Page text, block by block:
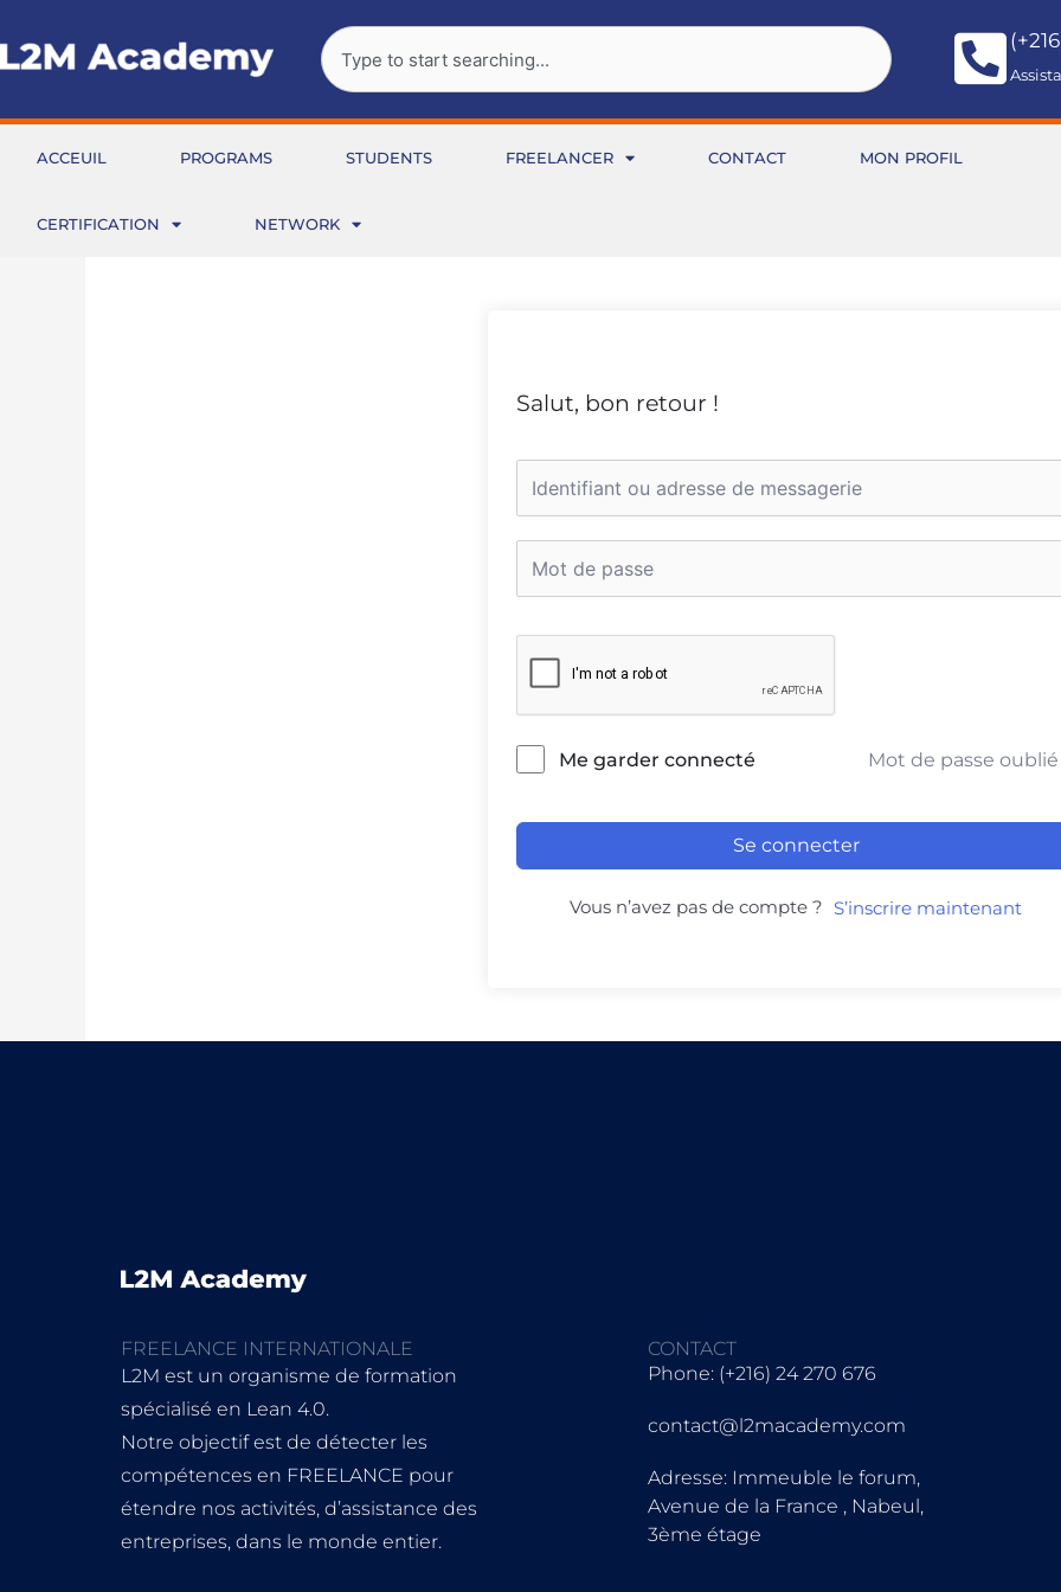
au
contenu
Rechercher
ACCEUIL PROGRAMS STUDENTS FREELANCER CONTACT MON PROFIL
CERTIFICATION NETWORK
Salut, bon retour !
Me garder connecté Mot de passe oublié
Se connecter
Vous n’avez pas de compte ? S’inscrire maintenant
FREELANCE INTERNATIONALE
L2M est un organisme de formation
spécialisé en Lean 4.0.
Notre objectif est de détecter les
compétences en FREELANCE pour
étendre nos activités, d’assistance des
entreprises, dans le monde entier.
CONTACT
Phone: (+216) 24 270 676
contact@l2macademy.com
Adresse: Immeuble le forum,
Avenue de la France , Nabeul,
3ème étage